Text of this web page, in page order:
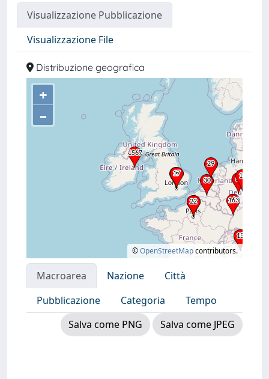
Visualizzazione Pubblicazione
Visualizzazione File
Distribuzione geografica
+
–
©OpenStreetMapcontributors.
Macroarea Nazione
Città
Pubblicazione
Categoria
Tempo
Salva come PNG
Salva come JPEG